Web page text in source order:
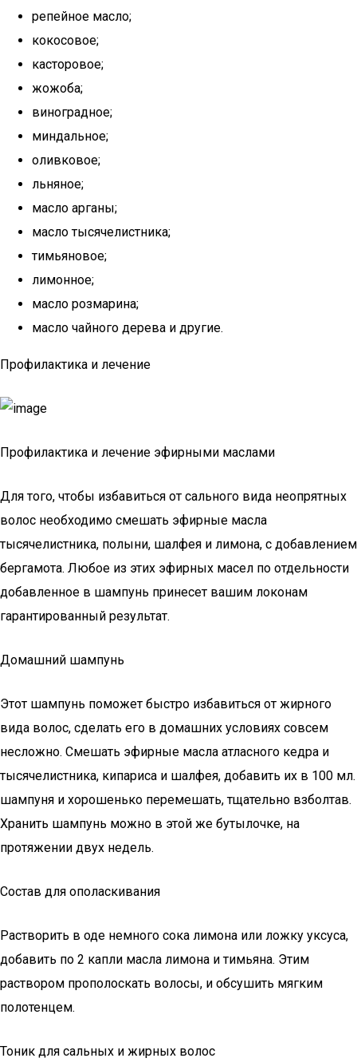
репейное масло;
кокосовое;
касторовое;
жожоба;
виноградное;
миндальное;
оливковое;
льняное;
масло арганы;
масло тысячелистника;
тимьяновое;
лимонное;
масло розмарина;
масло чайного дерева и другие.
Профилактика и лечение
Профилактика и лечение эфирными маслами
Для того, чтобы избавиться от сального вида неопрятных
волос необходимо смешать эфирные масла
тысячелистника, полыни, шалфея и лимона, с добавлением
бергамота. Любое из этих эфирных масел по отдельности
добавленное в шампунь принесет вашим локонам
гарантированный результат.
Домашний шампунь
Этот шампунь поможет быстро избавиться от жирного
вида волос, сделать его в домашних условиях совсем
несложно. Смешать эфирные масла атласного кедра и
тысячелистника, кипариса и шалфея, добавить их в 100 мл.
шампуня и хорошенько перемешать, тщательно взболтав.
Хранить шампунь можно в этой же бутылочке, на
протяжении двух недель.
Состав для ополаскивания
Растворить в оде немного сока лимона или ложку уксуса,
добавить по 2 капли масла лимона и тимьяна. Этим
раствором прополоскать волосы, и обсушить мягким
полотенцем.
Тоник для сальных и жирных волос